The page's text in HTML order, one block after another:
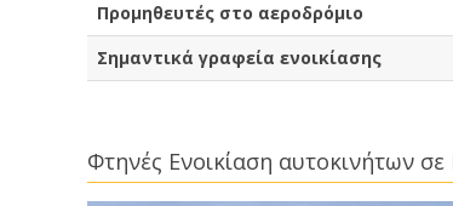
Προμηθευτές στο αεροδρόμιο
Σημαντικά γραφεία ενοικίασης
Φτηνές Ενοικίαση αυτοκινήτων